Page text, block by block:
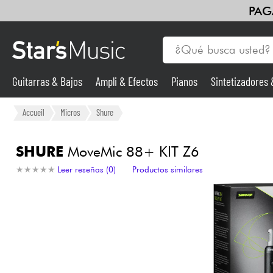
Guitarras & Bajos
Sintetizadores & samplers
Guitarras & Bajos Ampli & Efectos Pianos Sintetizadores
Accueil Micros Shure
SHURE MoveMic 88+ KIT Z6
★ ★ ★ ★ ★
★ ★ ★ ★ ★ Leer reseñas (0) Productos similares